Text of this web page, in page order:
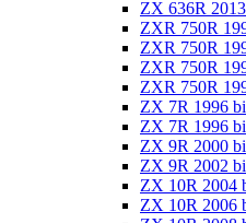
ZX 636R
ZXR 750R
ZXR 750R
ZXR 750R
ZXR 750R
ZX 7R 1996
ZX 7R 1996
ZX 9R 2000
ZX 9R 2002
ZX 10R 2004
ZX 10R 2006